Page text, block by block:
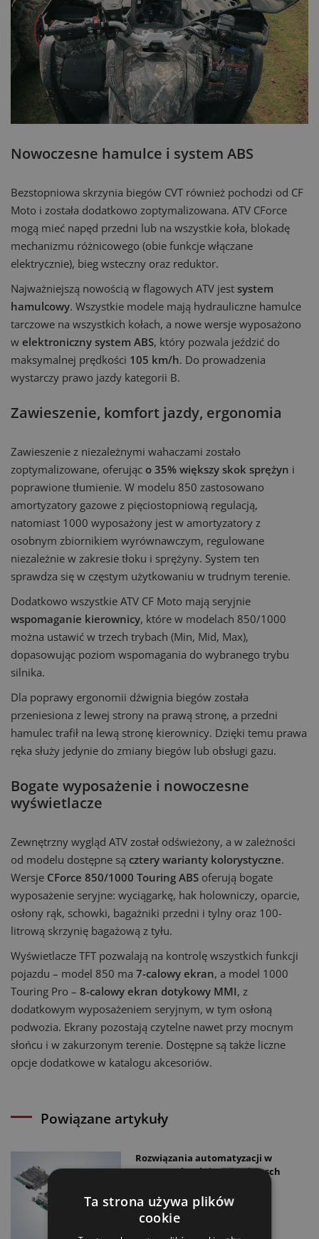
Nowoczesne hamulce i system ABS
Bezstopniowa skrzynia biegów CVT również pochodzi od CF
Moto i została dodatkowo zoptymalizowana. ATV CForce
mogą mieć napęd przedni lub na wszystkie koła, blokadę
mechanizmu różnicowego (obie funkcje włączane
elektrycznie), bieg wsteczny oraz reduktor.
Najważniejszą nowością w flagowych ATV jest system
hamulcowy. Wszystkie modele mają hydrauliczne hamulce
tarczowe na wszystkich kołach, a nowe wersje wyposażono
w elektroniczny system ABS, który pozwala jeździć do
maksymalnej prędkości 105 km/h. Do prowadzenia
wystarczy prawo jazdy kategorii B.
Zawieszenie, komfort jazdy, ergonomia
Zawieszenie z niezależnymi wahaczami zostało
zoptymalizowane, oferując o 35% większy skok sprężyn i
poprawione tłumienie. W modelu 850 zastosowano
amortyzatory gazowe z pięciostopniową regulacją,
natomiast 1000 wyposażony jest w amortyzatory z
osobnym zbiornikiem wyrównawczym, regulowane
niezależnie w zakresie tłoku i sprężyny. System ten
sprawdza się w częstym użytkowaniu w trudnym terenie.
Dodatkowo wszystkie ATV CF Moto mają seryjnie
wspomaganie kierownicy, które w modelach 850/1000
można ustawić w trzech trybach (Min, Mid, Max),
dopasowując poziom wspomagania do wybranego trybu
silnika.
Dla poprawy ergonomii dźwignia biegów została
przeniesiona z lewej strony na prawą stronę, a przedni
hamulec trafił na lewą stronę kierownicy. Dzięki temu prawa
ręka służy jedynie do zmiany biegów lub obsługi gazu.
Bogate wyposażenie i nowoczesne
wyświetlacze
Zewnętrzny wygląd ATV został odświeżony, a w zależności
od modelu dostępne są cztery warianty kolorystyczne.
Wersje CForce 850/1000 Touring ABS oferują bogate
wyposażenie seryjne: wyciągarkę, hak holowniczy, oparcie,
osłony rąk, schowki, bagażniki przedni i tylny oraz 100-
litrową skrzynię bagażową z tyłu.
Wyświetlacze TFT pozwalają na kontrolę wszystkich funkcji
pojazdu – model 850 ma 7-calowy ekran, a model 1000
Touring Pro – 8-calowy ekran dotykowy MMI, z
dodatkowym wyposażeniem seryjnym, w tym osłoną
podwozia. Ekrany pozostają czytelne nawet przy mocnym
słońcu i w zakurzonym terenie. Dostępne są także liczne
opcje dodatkowe w katalogu akcesoriów.
Powiązane artykuły
Rozwiązania automatyzacji w
maszynach rolniczych od Bosch
02.12.2025
Ta strona używa plików
cookie